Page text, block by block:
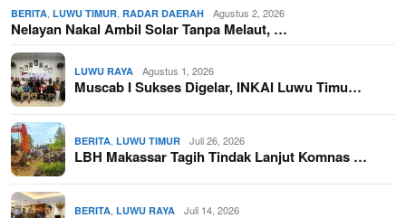
BERITA LUWU TIMUR RADAR DAERAH Agustus 2, 2026
Nelayan Nakal Ambil Solar Tanpa Melaut, …
LUWU RAYA Agustus 1, 2026
Muscab I Sukses Digelar, INKAI Luwu Timu…
BERITA LUWU TIMUR Juli 26, 2026
LBH Makassar Tagih Tindak Lanjut Komnas …
BERITA LUWU RAYA Juli 14, 2026